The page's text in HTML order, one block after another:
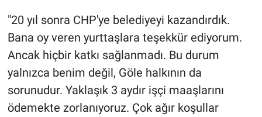
"20 yıl sonra CHP'ye belediyeyi kazandırdık.
Bana oy veren yurttaşlara teşekkür ediyorum.
Ancak hiçbir katkı sağlanmadı. Bu durum
yalnızca benim değil, Göle halkının da
sorunudur. Yaklaşık 3 aydır işçi maaşlarını
ödemekte zorlanıyoruz. Çok ağır koşullar